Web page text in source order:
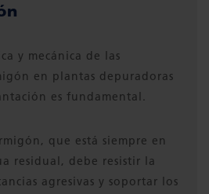
y mecánica de las
en plantas depuradoras
es fundamental.
que está siempre en
residual, debe resistir la
agresivas y soportar los